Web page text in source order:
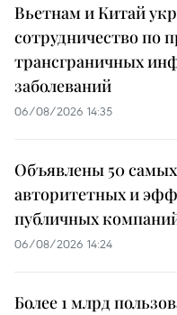
Вьетнам и Китай
сотрудничество по
трансграничных
заболеваний
06/08/2026 14:35
Объявлены 50 самых
авторитетных и
публичных
06/08/2026 14:24
Более 1 млрд